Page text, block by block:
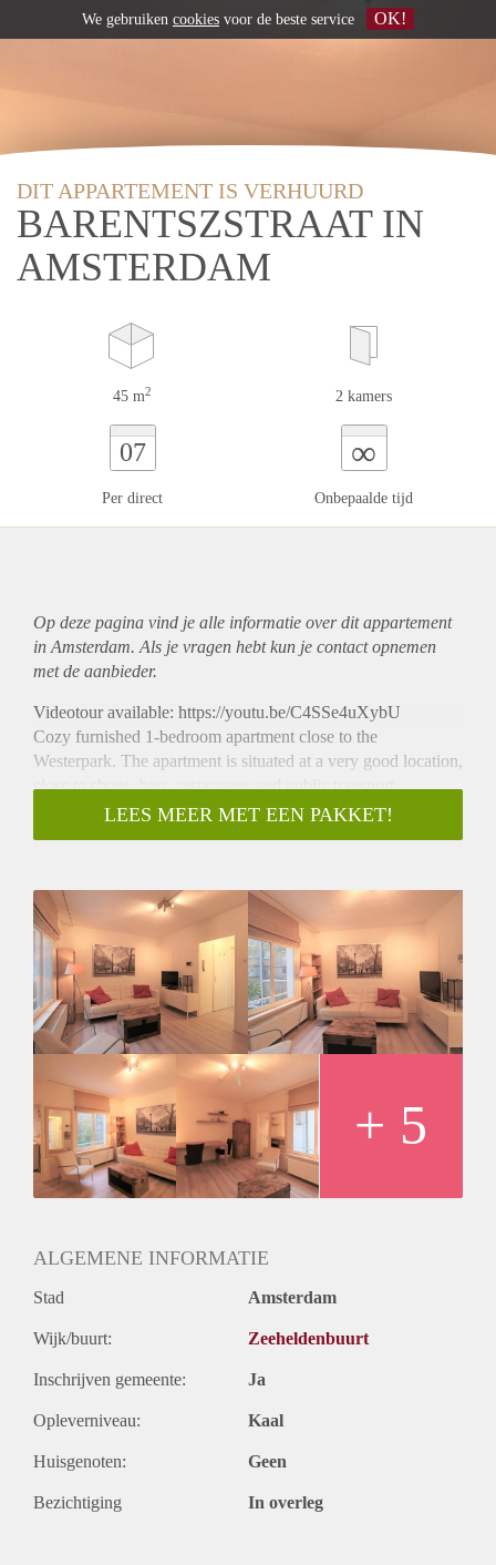
DIT APPARTEMENT IS VERHUURD
BARENTSZSTRAAT IN
AMSTERDAM
45 m2 2 kamers
07
Per direct
∞
Onbepaalde tijd
Op deze pagina vind je alle informatie over ditappartement
in Amsterdam. Als je vragen hebt kun je contact opnemen
met de aanbieder.
Videotour available: https://youtu.be/C4SSe4uXybU
Cozy furnished 1-bedroom apartment close to the
Westerpark. The apartment is situated at a very good location,
close to shops, bars, restaurants and public transport.
- Available from 01-02-2021 for minimum 12 months
- Furnished
- Great location
- Fully equipped kitchen
- Bathroom with shower, sink and toilet
- Close to public transport
- Registration possible
- Pets to be discussed
Rental price €1300,- excluding utilities
Deposit equal to 2 months rent
LEES MEER MET EEN PAKKET!
+ 5
ALGEMENE INFORMATIE
Stad Amsterdam
Wijk/buurt: Zeeheldenbuurt
Inschrijven gemeente: Ja
Opleverniveau: Kaal
Huisgenoten: Geen
Bezichtiging In overleg
We gebruiken cookies voor de beste service OK!